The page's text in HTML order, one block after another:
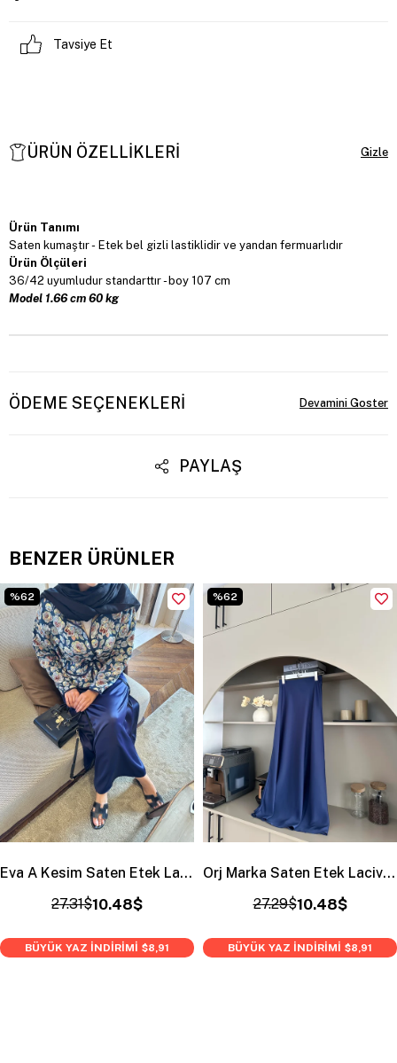
Tavsiye Et
ÜRÜN ÖZELLIKLERI
Ürün Tanımı
Saten kumaştır - Etek bel gizli lastiklidir ve yandan fermuarlıdır
Ürün Ölçüleri
36/42 uyumludur standarttır - boy 107 cm
Model 1.66 cm 60 kg
ÖDEME SEÇENEKLERI
PAYLAŞ
BENZER ÜRÜNLER
Eva A Kesim Saten Etek Lacivert
10.48$
27.31$
BÜYÜK YAZ İNDİRİMİ $8,91
%62
Orj Marka Saten Etek Lacivert
10.48$
27.29$
BÜYÜK YAZ İNDİRİMİ $8,91
%62